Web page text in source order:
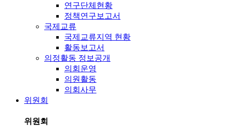
연구단체현황
정책연구보고서
국제교류
국제교류지역 현황
활동보고서
의정활동 정보공개
의회운영
의원활동
의회사무
위원회
위원회